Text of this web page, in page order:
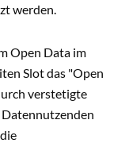
werden.
Open Data im
Slot das "Open
verstetigte